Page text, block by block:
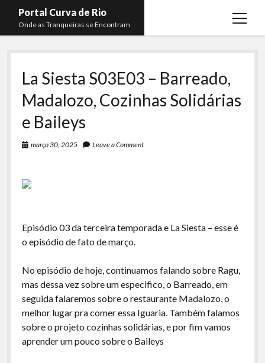
Portal Curva de Rio
Onde as Tranqueiras se Encontram
open
Podcasts open
Curva de Rio
Curva Belas Artes
Curva Classics
Komos
Arquivo CDR
Papo Tranqueira
A Ripa É a Lei
Especiais
Preliminares
Membros open
Almir Ribeiro
Felype Silva
Lucas Oliveira
twitterfacebookinstagram
youtube
rss emailtelegram
La Siesta S03E03 – Barreado,
Madalozo, Cozinhas Solidárias
e Baileys
março 30, 2025 Leave a Comment
Episódio 03 da terceira temporada e La Siesta – esse é
o episódio de fato de março.
No episódio de hoje, continuamos falando sobre Ragu,
mas dessa vez sobre um especifico, o Barreado, em
seguida falaremos sobre o restaurante Madalozo, o
melhor lugar pra comer essa Iguaria. Também falamos
sobre o projeto cozinhas solidárias, e por fim vamos
aprender um pouco sobre o Baileys